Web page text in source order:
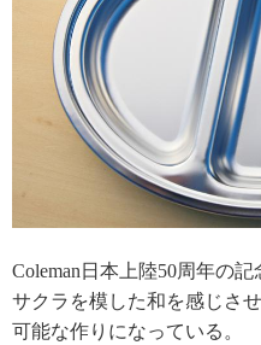
Coleman日本上陸50周年の記
サクラを模した和を感じさ
可能な作りになっている。